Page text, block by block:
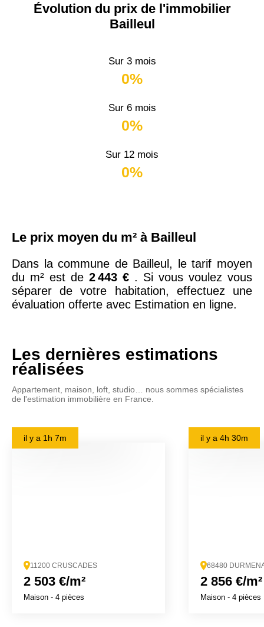
Évolution du prix de l'immobilier
Bailleul
Sur 3 mois
0%
Sur 6 mois
0%
Sur 12 mois
0%
Le prix moyen du m² à Bailleul
Dans la commune de Bailleul, le tarif moyen
du m² est de 2 443 € . Si vous voulez vous
séparer de votre habitation, effectuez une
évaluation offerte avec Estimation en ligne.
Les dernières estimations
réalisées
Appartement, maison, loft, studio… nous sommes spécialistes
de l'estimation immobilière en France.
il y a 1h 7m
11200 CRUSCADES
2 503 €/m²
Maison - 4 pièces
il y a 4h 30m
68480
2 856 €/m²
Maison - 4 pièces